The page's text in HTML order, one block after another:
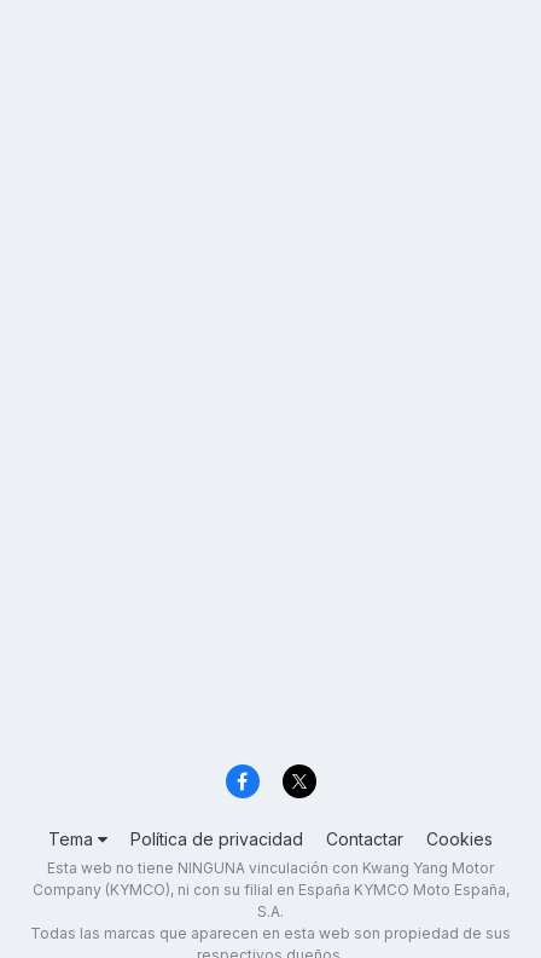
Tema Política de privacidad Contactar Cookies
Esta web no tiene NINGUNA vinculación con Kwang Yang Motor
Company (KYMCO), ni con su filial en España KYMCO Moto España,
S.A.
Todas las marcas que aparecen en esta web son propiedad de sus